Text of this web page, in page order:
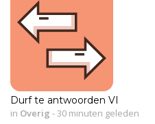
Durf te antwoorden VI
in Overig - 30 minuten geleden